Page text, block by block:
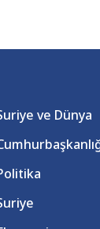
ve Dünya